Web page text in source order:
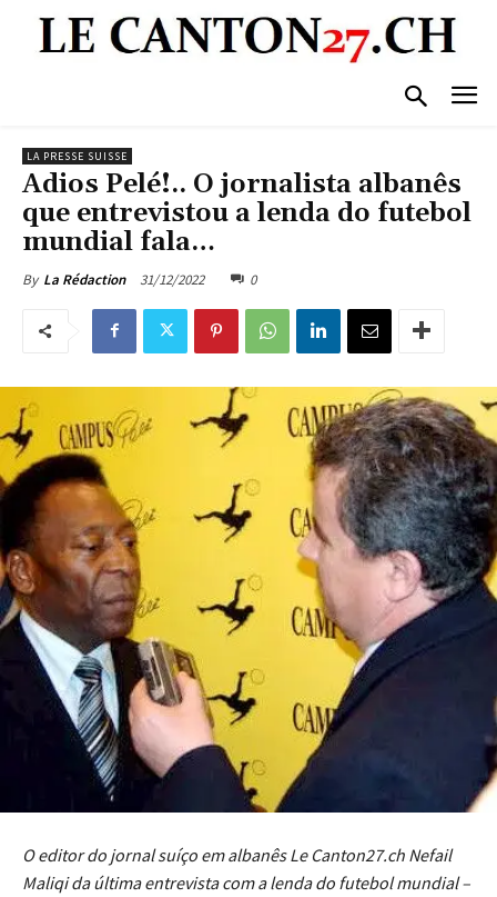
LA PRESSE SUISSE
Adios Pelé!.. O jornalista albanês
que entrevistou a lenda do futebol
mundial fala…
By La Rédaction 31/12/2022 0
O editor do jornal suíço em albanês Le Canton27.ch Nefail
Maliqi da última entrevista com a lenda do futebol mundial –